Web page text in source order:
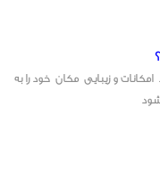
و زیبایی مکان خود را به